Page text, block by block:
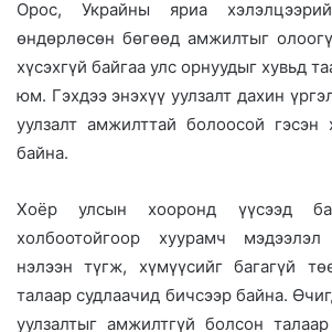
a
n
e
m
l
Орос, Украйны яриа
өндөрлөсөн бөгөөд амжилтыг
хүсэхгүй байгаа улс орнуудыг хувьд
юм. Гэхдээ энэхүү уулзалт дахин
уулзалт амжилттай болоосой гэсэн
байна.
Хоёр улсын хооронд үүсээд
холбоотойгоор хуурамч
нэлээн түгж, хүмүүсийг багагүй
талаар судлаачид бичсээр байна.
уулзалтыг амжилтгүй болсон